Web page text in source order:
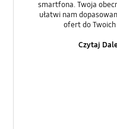
Zasilanie
smartfona. Twoja
ułatwi nam
ofert do
Czytaj